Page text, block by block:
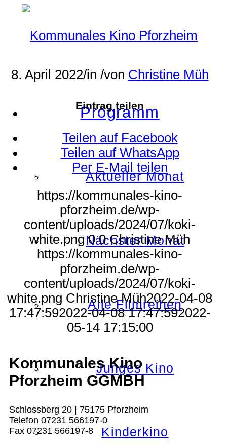
Programm
Aktueller Monat
Nächster Monat
Alle Filmreihen
Junges Kino
Kinderkino
8. April 2022/in /von Christine Müh
Eintrag teilen
Teilen auf Facebook
Teilen auf WhatsApp
Per E-Mail teilen
https://kommunales-kino-
pforzheim.de/wp-
content/uploads/2024/07/koki-
white.png 0 0 Christine Müh
https://kommunales-kino-
pforzheim.de/wp-
content/uploads/2024/07/koki-
white.png Christine Müh2022-04-08
17:47:592022-04-08 17:47:592022-
05-14 17:15:00
Kommunales Kino
Pforzheim GGMBH
Schlossberg 20 | 75175 Pforzheim
Telefon 07231 566197-0
Fax 07231 566197-8